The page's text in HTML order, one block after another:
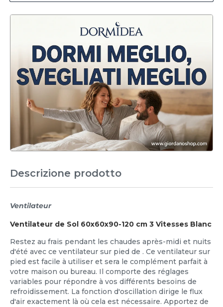
Descrizione prodotto
Ventilateur
Ventilateur de Sol 60x60x90-120 cm 3 Vitesses Blanc
Restez au frais pendant les chaudes après-midi et nuits
d'été avec ce ventilateur sur pied de . Ce ventilateur sur
pied est facile à utiliser et sera le complément parfait à
votre maison ou bureau. Il comporte des réglages
variables pour répondre à vos différents besoins de
refroidissement. La fonction d'oscillation dirige le flux
d'air exactement là où cela est nécessaire. Apportez de